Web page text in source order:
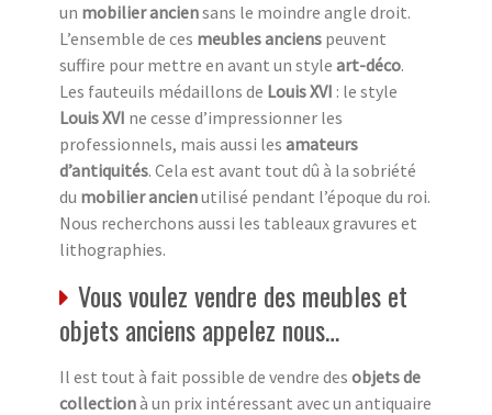
un mobilier anciensans le moindre angle droit.
L’ensemble de ces meubles anciens peuvent
suffire pour mettre en avant un style art-déco.
Les fauteuils médaillons de Louis XVI : le style
Louis XVI ne cesse d’impressionner les
professionnels, mais aussi les amateurs
d’antiquités. Cela est avant tout dû à la sobriété
du mobilier ancienutilisé pendant l’époque du roi.
Nous recherchons aussi les tableaux gravures et
lithographies.
Vous voulez vendre des meubles et
objets anciens appelez nous…
Il est tout à fait possible de vendre des objets de
collectionà un prix intéressant avec un antiquaire